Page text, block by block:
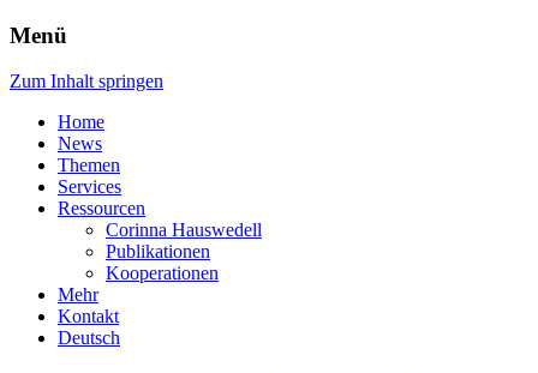
Menü
Zum Inhalt springen
Home
News
Themen
Services
Ressourcen
Corinna Hauswedell
Publikationen
Kooperationen
Mehr
Kontakt
Deutsch